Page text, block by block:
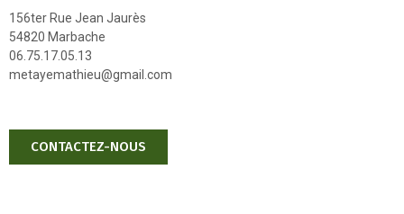
156ter Rue Jean Jaurès
54820 Marbache
06.75.17.05.13
metayemathieu@gmail.com
CONTACTEZ-NOUS